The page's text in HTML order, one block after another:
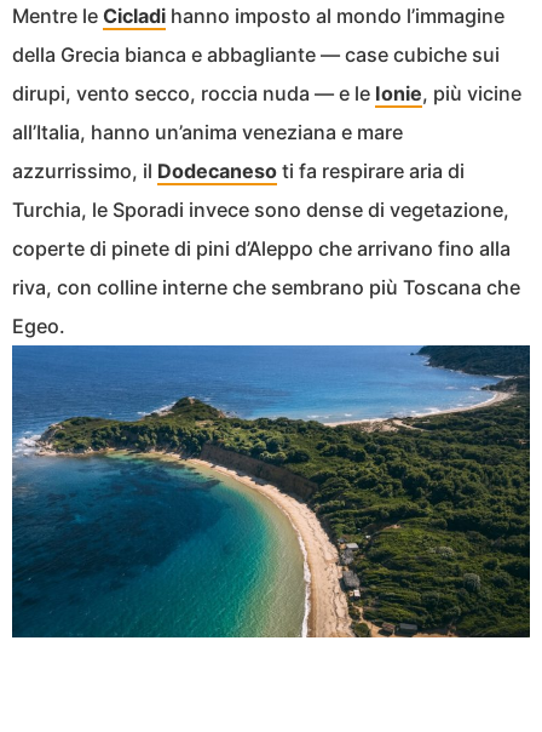
Mentre le Cicladi hanno imposto al mondo l’immagine
della Grecia bianca e abbagliante — case cubiche sui
dirupi, vento secco, roccia nuda — e le Ionie, più vicine
all’Italia, hanno un’anima veneziana e mare
azzurrissimo, il Dodecaneso ti fa respirare aria di
Turchia, le Sporadi invece sono dense di vegetazione,
coperte di pinete di pini d’Aleppo che arrivano fino alla
riva, con colline interne che sembrano più Toscana che
Egeo.